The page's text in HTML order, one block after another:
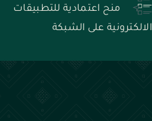
منح اعتمادية للتطبيقات
الالكترونية على الشبكة